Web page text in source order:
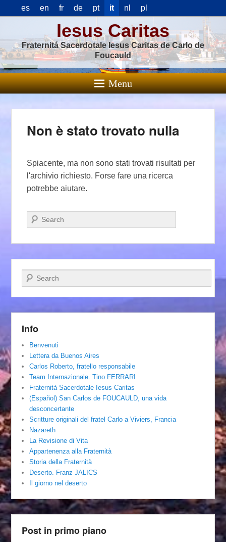
es en fr de pt it nl pl
Iesus Caritas
Fraternitá Sacerdotale Iesus Caritas de Carlo de
Foucauld
Menu
Non è stato trovato nulla
Spiacente, ma non sono stati trovati risultati per
l'archivio richiesto. Forse fare una ricerca
potrebbe aiutare.
Cerca
Cerca
Info
Benvenuti
Lettera da Buenos Aires
Carlos Roberto, fratello responsabile
Team Internazionale. Tino FERRARI
Fraternità Sacerdotale Iesus Caritas
(Español) San Carlos de FOUCAULD, una vida
desconcertante
Scritture originali del fratel Carlo a Viviers, Francia
Nazareth
La Revisione di Vita
Appartenenza alla Fraternità
Storia della Fraternità
Deserto. Franz JALICS
Il giorno nel deserto
Post in primo piano